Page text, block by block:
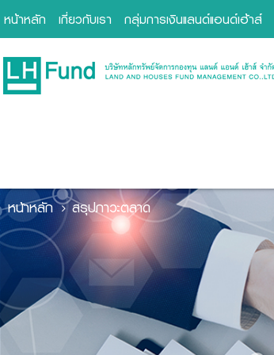
หน้าหลัก เกี่ยวกับเรา กลุ่มการเงินแลนด์แอนด์เฮ้าส์
หน้าหลัก สรุปภาวะตลาด